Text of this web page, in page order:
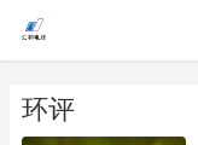
环评